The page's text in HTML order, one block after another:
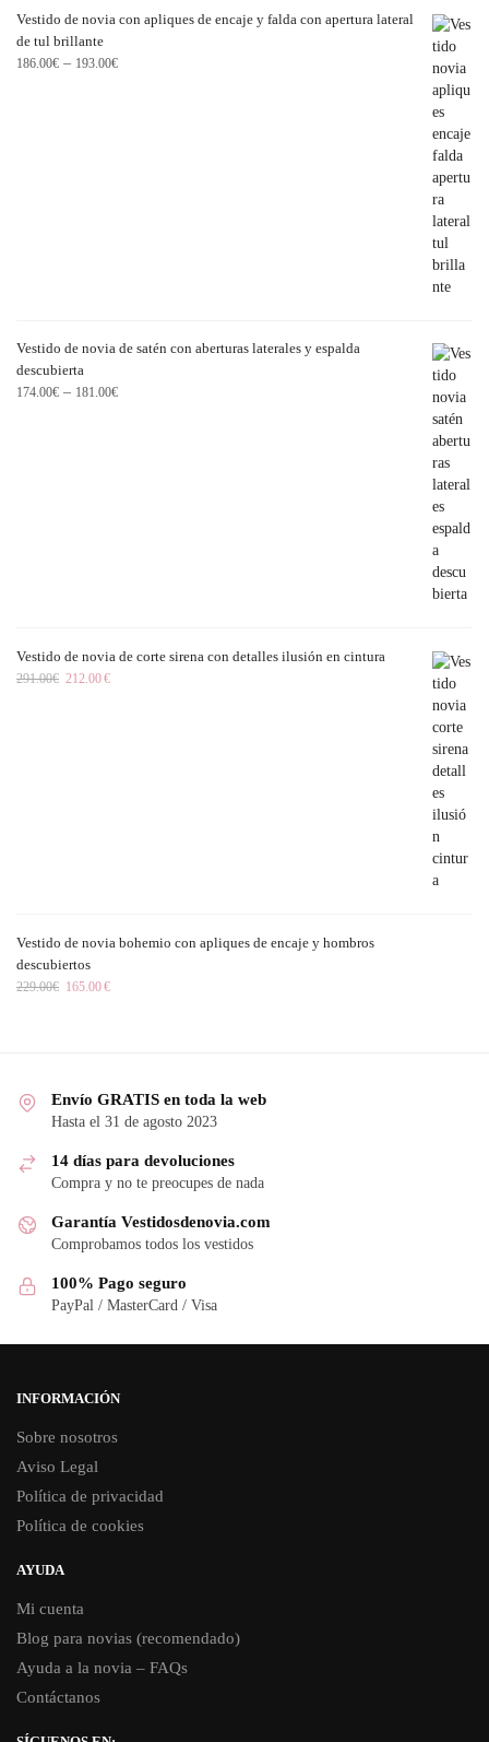
Vestido de novia con apliques de encaje y falda con apertura lateral
de tul brillante
186.00€ – 193.00€
Vestido de novia de satén con aberturas laterales y espalda
descubierta
174.00€ – 181.00€
Vestido de novia de corte sirena con detalles ilusión en cintura
291.00€ 212.00€
Vestido de novia bohemio con apliques de encaje y hombros
descubiertos
229.00€ 165.00€
Envío GRATIS en toda la web
Hasta el 31 de agosto 2023
14 días para devoluciones
Compra y no te preocupes de nada
Garantía Vestidosdenovia.com
Comprobamos todos los vestidos
100% Pago seguro
PayPal / MasterCard / Visa
INFORMACIÓN
Sobre nosotros
Aviso Legal
Política de privacidad
Política de cookies
AYUDA
Mi cuenta
Blog para novias (recomendado)
Ayuda a la novia – FAQs
Contáctanos